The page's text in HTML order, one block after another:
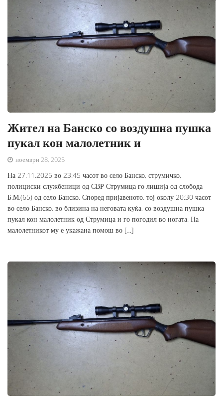
Жител на Банско со воздушна пушка
пукал кон малолетник и
ноември 28, 2025
На 27.11.2025 во 23:45 часот во село Банско, струмичко,
полициски службеници од СВР Струмица го лишија од слобода
Б.М.(65) од село Банско. Според пријавеното, тој околу 20:30 часот
во село Банско, во близина на неговата куќа, со воздушна пушка
пукал кон малолетник од Струмица и го погодил во ногата. На
малолетникот му е укажана помош во […]